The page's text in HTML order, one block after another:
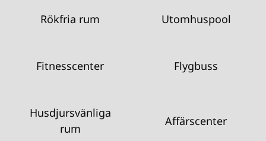
Rökfria rum Utomhuspool
Fitnesscenter Flygbuss
Husdjursvänliga
rum
Affärscenter